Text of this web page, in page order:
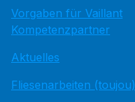
Vorgaben für Vaillant
Kompetenzpartner
Aktuelles
Fliesenarbeiten (toujou)